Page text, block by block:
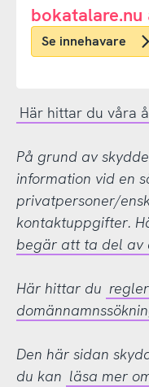
eller
.nu-
domän
bokatalare.nu
Se innehavare
Här hittar du våra
På grund av
information vid en
privatpersoner/
kontaktuppgifter.
begär att ta del av
Här hittar du
Den här sidan
du kan läsa mer